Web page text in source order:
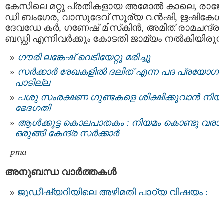
കേസിലെ മറ്റു പ്രതികളായ അമോല്‍ കാലെ,
ഡി ബംഗേര, വാസുദേവ് സൂര്യ വന്‍ഷി,
ദേവഡേ കര്‍, ഗണേഷ് മിസ്‌കിന്‍, അമിത് രാമചന്ദ്ര
ബഡ്ഡി എന്നിവര്‍ക്കും കോടതി ജാമ്യം
ഗൗരി ലങ്കേഷ് വെടിയേറ്റു മരിച്ചു
സർക്കാർ രേഖകളിൽ ദലിത് എന്ന പദ
പാടില്ല
പശു സംരക്ഷണ ഗുണ്ടകളെ ശിക്ഷിക്കുവാന്‍
ഭേദഗതി
ആള്‍ക്കൂട്ട കൊലപാതകം : നിയമം കൊണ്ടു
ഒരുങ്ങി കേന്ദ്ര സര്‍ക്കാര്‍
- pma
അനുബന്ധ വാര്‍ത്തകള്‍
ജുഡീഷ്യറിയിലെ അഴിമതി പാഠ്യ വിഷയം :